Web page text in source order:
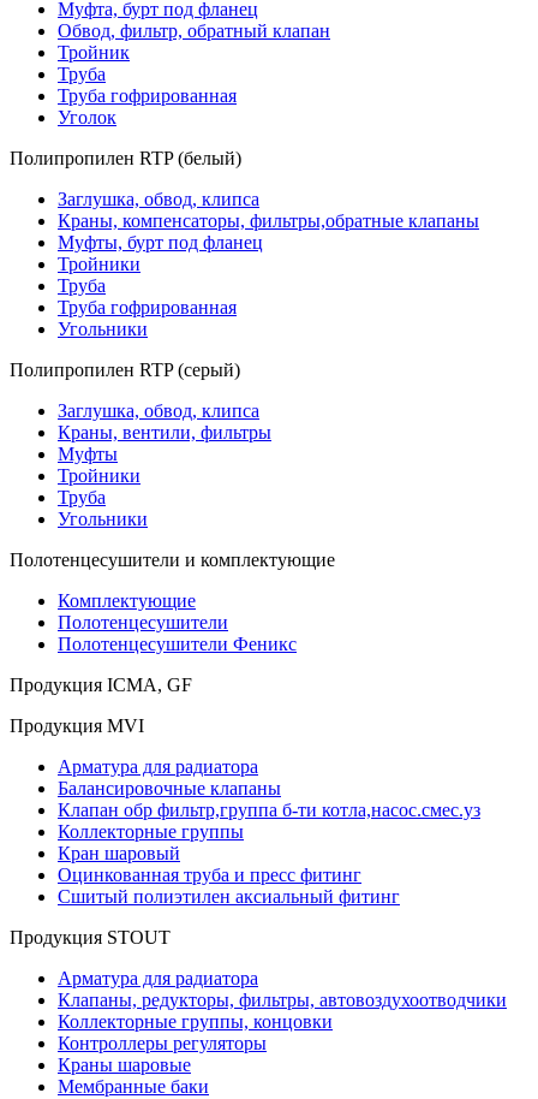
Муфта, бурт под фланец
Обвод, фильтр, обратный клапан
Тройник
Труба
Труба гофрированная
Уголок
Полипропилен RTP (белый)
Заглушка, обвод, клипса
Краны, компенсаторы, фильтры,обратные клапаны
Муфты, бурт под фланец
Тройники
Труба
Труба гофрированная
Угольники
Полипропилен RTP (серый)
Заглушка, обвод, клипса
Краны, вентили, фильтры
Муфты
Тройники
Труба
Угольники
Полотенцесушители и комплектующие
Комплектующие
Полотенцесушители
Полотенцесушители Феникс
Продукция ICMA, GF
Продукция MVI
Арматура для радиатора
Балансировочные клапаны
Клапан обр фильтр,группа б-ти котла,насос.смес.уз
Коллекторные группы
Кран шаровый
Оцинкованная труба и пресс фитинг
Сшитый полиэтилен аксиальный фитинг
Продукция STOUT
Арматура для радиатора
Клапаны, редукторы, фильтры, автовоздухоотводчики
Коллекторные группы, концовки
Контроллеры регуляторы
Краны шаровые
Мембранные баки